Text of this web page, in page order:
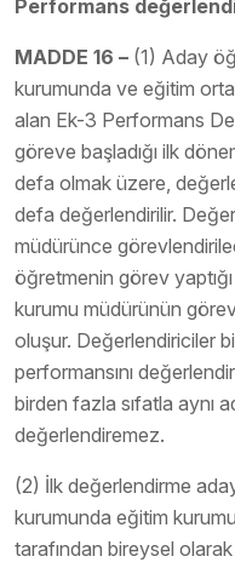
Performans
MADDE 16 – (1) Aday
kurumunda ve eğitim
alan Ek-3 Performans
göreve başladığı ilk
defa olmak üzere,
defa değerlendirilir.
müdürünce
öğretmenin görev
kurumu müdürünün
oluşur. Değerlendiriciler
performansını
birden fazla sıfatla aynı
değerlendiremez.
(2) İlk değerlendirme
kurumunda eğitim
tarafından bireysel olarak